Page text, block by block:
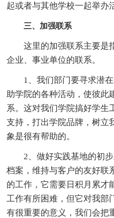
起或者与其他学校一起举办
三、加强联系
这里的加强联系主要是指
企业、事业单位的联系。
1、我们部门要寻求潜在
助学院的各种活动，使彼此
系。这对我们学院搞好学生
支持，打出学院品牌，树立
象是很有帮助的。
2、做好实践基地的初步
档案，维持与客户的友好联
的工作，它需要日积月累才
工作有所困难，但它对我部
有很重要的意义，我们会把